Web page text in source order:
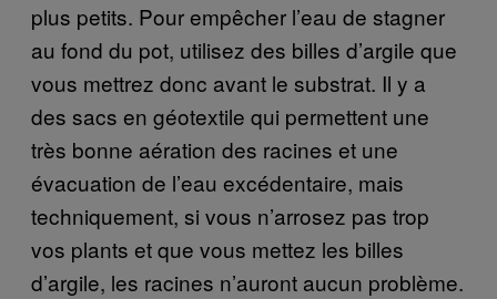
plus petits. Pour empêcher l’eau de stagner
au fond du pot, utilisez des billes d’argile que
vous mettrez donc avant le substrat. Il y a
des sacs en géotextile qui permettent une
très bonne aération des racines et une
évacuation de l’eau excédentaire, mais
techniquement, si vous n’arrosez pas trop
vos plants et que vous mettez les billes
d’argile, les racines n’auront aucun problème.